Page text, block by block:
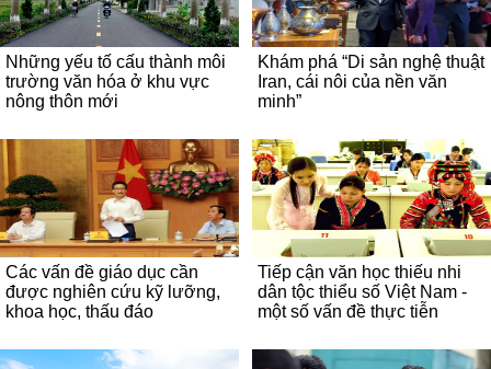
Khám phá “Di sản nghệ thuật
Iran, cái nôi của nền văn
minh”
Những yếu tố cấu thành môi
trường văn hóa ở khu vực
nông thôn mới
Tiếp cận văn học thiếu nhi
dân tộc thiểu số Việt Nam -
một số vấn đề thực tiễn
Các vấn đề giáo dục cần
được nghiên cứu kỹ lưỡng,
khoa học, thấu đáo